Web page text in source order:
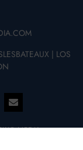
| LOS
MEDIA